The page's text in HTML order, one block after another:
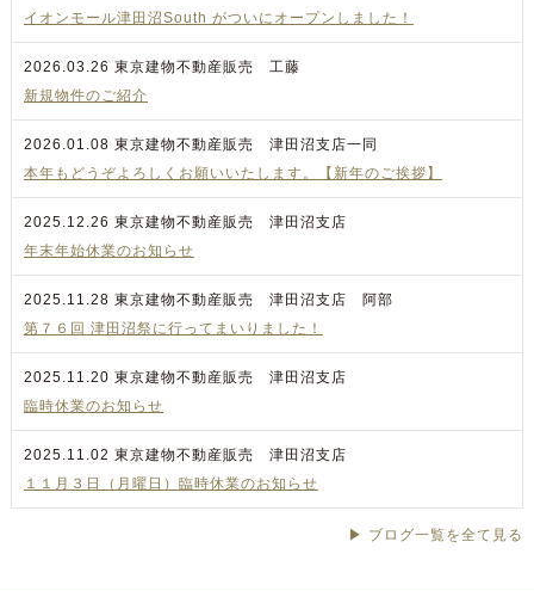
イオンモール津田沼South がついにオープンしました！
2026.03.26 東京建物不動産販売 工藤
新規物件のご紹介
2026.01.08 東京建物不動産販売 津田沼支店一同
本年もどうぞよろしくお願いいたします。【新年のご挨拶】
2025.12.26 東京建物不動産販売 津田沼支店
年末年始休業のお知らせ
2025.11.28 東京建物不動産販売 津田沼支店 阿部
第７６回 津田沼祭に行ってまいりました！
2025.11.20 東京建物不動産販売 津田沼支店
臨時休業のお知らせ
2025.11.02 東京建物不動産販売 津田沼支店
１１月３日（月曜日）臨時休業のお知らせ
▶ ブログ一覧を全て見る